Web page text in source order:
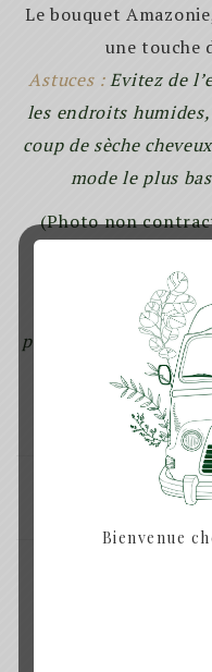
Le bouquet
une touche
Astuces : Evitez de
les endroits
coup de sèche
mode le plus
(Photo non
Prévoir minimum 3
pour la remise en
pour les
SHARE:
Bienvenue